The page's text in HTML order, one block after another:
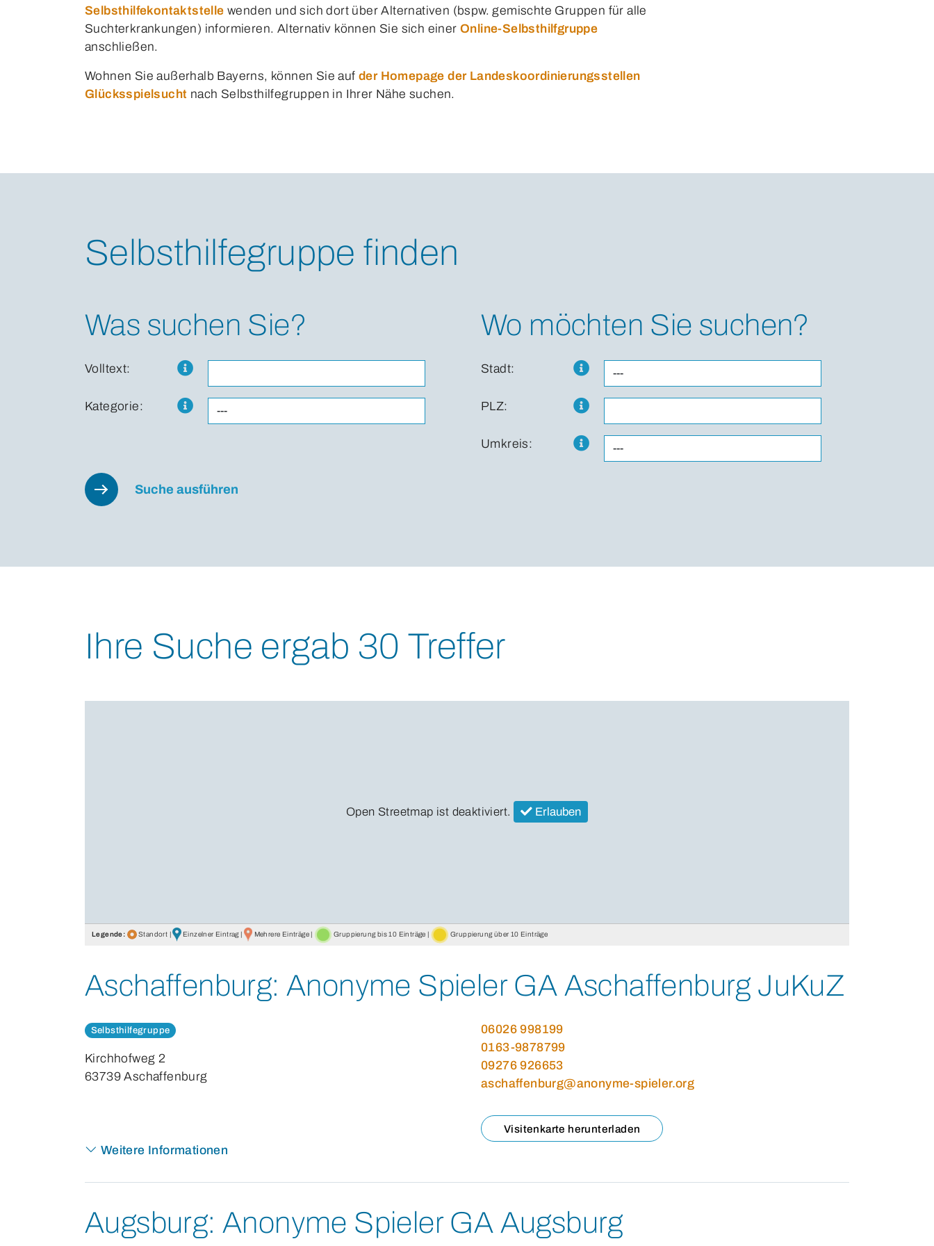
Selbsthilfekontaktstelle wenden und sich dort über Alternativen (bspw. gemischte Gruppen für alle
Suchterkrankungen) informieren. Alternativ können Sie sich einer Online-Selbsthilfgruppe
anschließen.
Wohnen Sie außerhalb Bayerns, können Sie auf der Homepage der Landeskoordinierungsstellen
Glücksspielsucht nach Selbsthilfegruppen in Ihrer Nähe suchen.
Selbsthilfegruppe finden
Was suchen Sie?
Volltext:
Kategorie:
Wo möchten Sie suchen?
Stadt:
PLZ:
Umkreis:
Suche ausführen
Ihre Suche ergab 30 Treffer
Open Streetmap ist deaktiviert. Erlauben
Legende: Standort | Einzelner Eintrag | Mehrere Einträge | Gruppierung bis 10 Einträge | Gruppierung über 10 Einträge
Aschaffenburg: Anonyme Spieler GA Aschaffenburg JuKuZ
Selbsthilfegruppe
Kirchhofweg 2
63739 Aschaffenburg
06026 998199
0163-9878799
09276 926653
aschaffenburg@anonyme-spieler.org
Visitenkarte herunterladen
Weitere Informationen
Augsburg: Anonyme Spieler GA Augsburg